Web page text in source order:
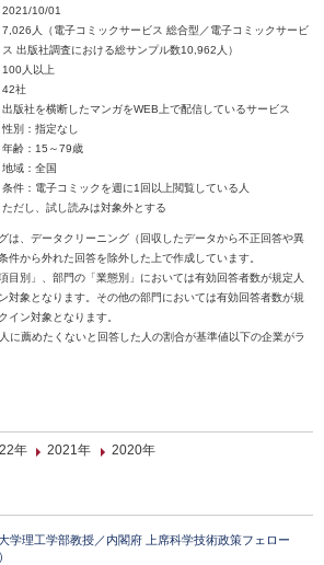
2021/10/01
7,026人（電子コミックサービス 総合型／電子コミックサービ
ス 出版社調査における総サンプル数10,962人）
100人以上
42社
出版社を横断したマンガをWEB上で配信しているサービス
性別：指定なし
年齢：15～79歳
地域：全国
条件：電子コミックを週に1回以上閲覧している人
ただし、試し読みは対象外とする
は、データクリーニング（回収したデータから不正回答や異
件から外れた回答を除外した上で作成しています。
別」、部門の「業態別」においては有効回答者数が規定人
対象となります。その他の部門においては有効回答者数が規
イン対象となります。
に薦めたくないと回答した人の割合が基準値以下の企業がラ
年 2021年 2020年
学理工学部教授／内閣府 上席科学技術政策フェロー